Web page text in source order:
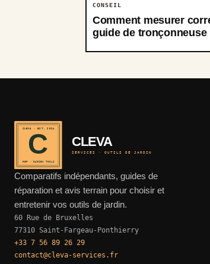
CONSEIL
Comment mesurer
guide de tronçonneuse
C
CLEVA · EST. 2024
REF · GARDEN TOOLS
CLEVA
SERVICES · OUTILS DE JARDIN
Comparatifs indépendants, guides de
réparation et avis terrain pour choisir et
entretenir vos outils de jardin.
60 Rue de Bruxelles
77310 Saint-Fargeau-Ponthierry
+33 7 56 89 26 29
contact@cleva-services.fr